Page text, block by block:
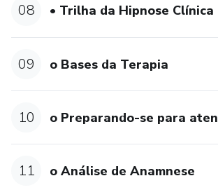
08 • Trilha da Hipnose Clínica
09 o Bases da Terapia
10 o Preparando-se para
11 o Análise de Anamnese